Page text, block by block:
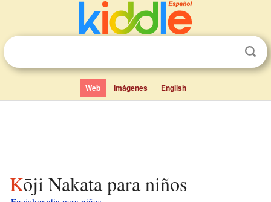
Web Imágenes English
Kōji Nakata para niños